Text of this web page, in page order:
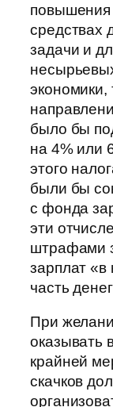
средствах
задачи и
было бы
на 4% или
этого
были бы
с фонда
эти
штрафами
зарплат «в
часть
При
оказывать
крайней
скачков